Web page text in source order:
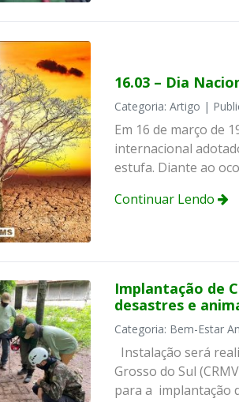
16.03 – Dia
Categoria: Artigo |
Em 16 de março de
internacional
estufa. Diante ao
Continuar Lendo
Implantação de
desastres e
Categoria: Bem-Estar
Instalação será
Grosso do Sul
para a implantação